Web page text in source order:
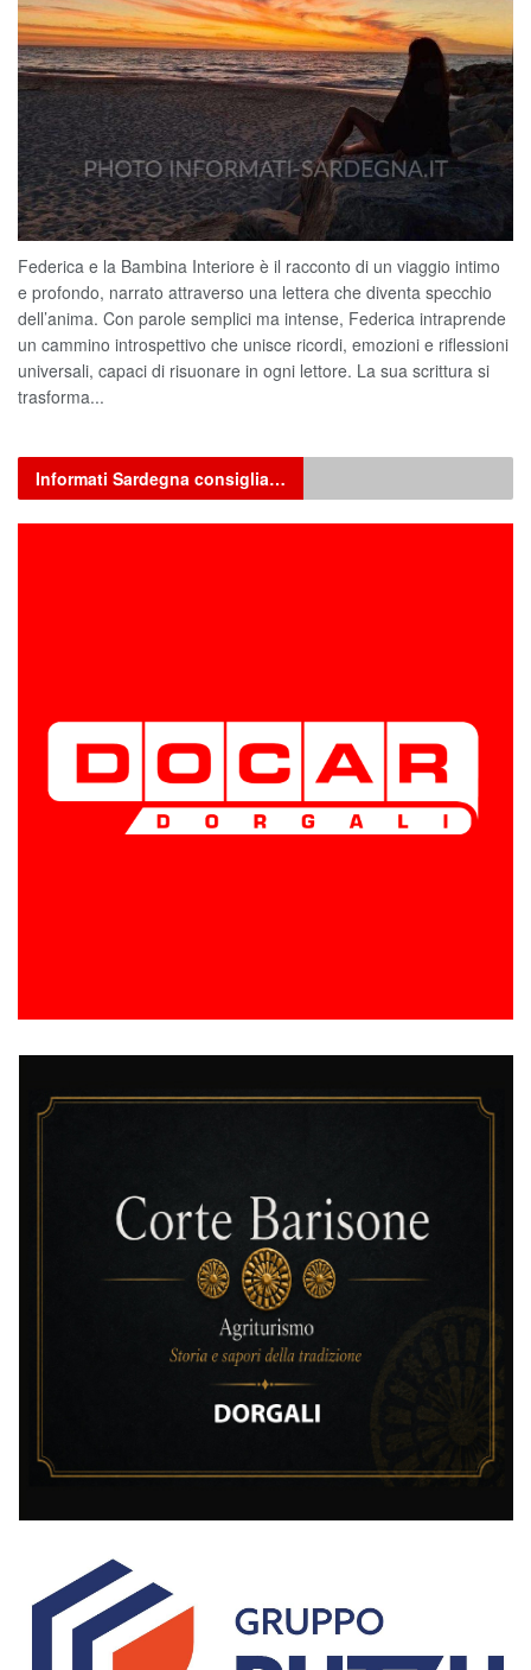
Federica e la Bambina Interiore è il racconto di un viaggio intimo
e profondo, narrato attraverso una lettera che diventa specchio
dell’anima. Con parole semplici ma intense, Federica intraprende
un cammino introspettivo che unisce ricordi, emozioni e riflessioni
universali, capaci di risuonare in ogni lettore. La sua scrittura si
trasforma...
Informati Sardegna consiglia…